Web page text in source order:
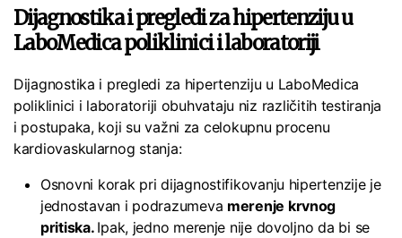
Dijagnostika i pregledi za hipertenziju u
LaboMedica poliklinici i laboratoriji
Dijagnostika i pregledi za hipertenziju u LaboMedica
poliklinici i laboratoriji obuhvataju niz različitih testiranja
i postupaka, koji su važni za celokupnu procenu
kardiovaskularnog stanja:
Osnovni korak pri dijagnostifikovanju hipertenzije je
jednostavan i podrazumeva merenje krvnog
pritiska. Ipak, jedno merenje nije dovoljno da bi se